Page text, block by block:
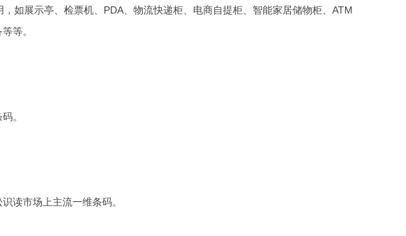
如展示亭、检票机、PDA、物流快递柜、电商自提柜、智能家居储物柜、ATM
等。
。
读市场上主流一维条码。